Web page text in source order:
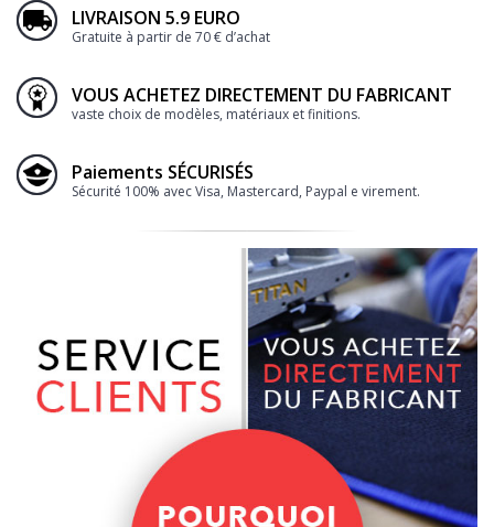
LIVRAISON 5.9 EURO
Gratuite à partir de 70 € d’achat
VOUS ACHETEZ DIRECTEMENT DU FABRICANT
vaste choix de modèles, matériaux et finitions.
Paiements SÉCURISÉS
Sécurité 100% avec Visa, Mastercard, Paypal e virement.